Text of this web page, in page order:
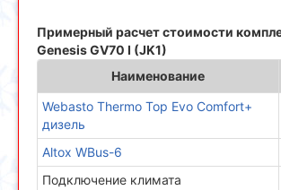
Примерный расчет стоимости
Genesis GV70 I (JK1)
Наименование
Webasto Thermo Top Evo Comfort+
дизель
Altox WBus-6
Подключение климата